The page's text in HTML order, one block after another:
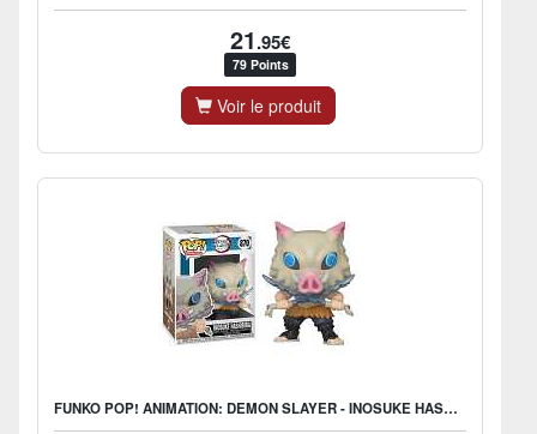
21.95€
79 Points
Voir le produit
FUNKO POP! ANIMATION: DEMON SLAYER - INOSUKE HASHIBIRA